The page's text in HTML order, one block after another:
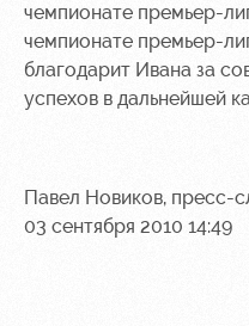
Ледовый
дворец
Занятия
спортом
Контакты
Академии
чемпионате премьер-
чемпионате премьер-
благодарит Ивана за
успехов в дальнейшей
Павел Новиков, пресс-
03 сентября 2010 14:49